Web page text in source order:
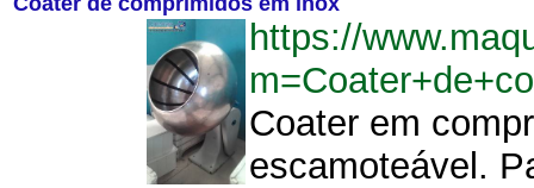
https://
Coater em
escamoteável.